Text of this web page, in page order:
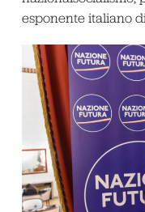
esponente italiano